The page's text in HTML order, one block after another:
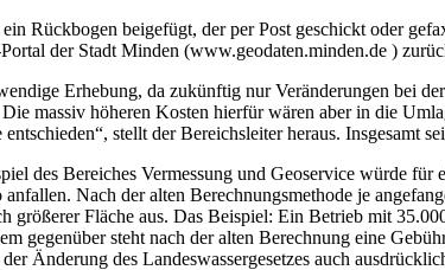
Rückbogen beigefügt, der per Post geschickt oder
der Stadt Minden (www.geodaten.minden.de )
Erhebung, da zukünftig nur Veränderungen bei
massiv höheren Kosten hierfür wären aber in die
stellt der Bereichsleiter heraus. Insgesamt
des Bereiches Vermessung und Geoservice würde
Nach der alten Berechnungsmethode je
größerer Fläche aus. Das Beispiel: Ein Betrieb mit
gegenüber steht nach der alten Berechnung eine
Änderung des Landeswassergesetzes auch